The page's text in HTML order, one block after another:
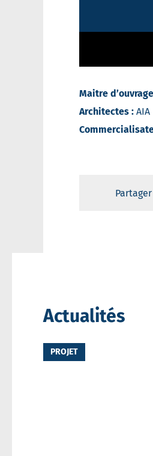
Maitre
Architectes : AIA
Partager
Actualités
PROJET